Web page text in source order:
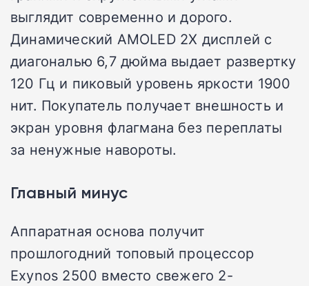
выглядит современно и дорого.
Динамический AMOLED 2X дисплей с
диагональю 6,7 дюйма выдает развертку
120 Гц и пиковый уровень яркости 1900
нит. Покупатель получает внешность и
экран уровня флагмана без переплаты
за ненужные навороты.
Главный минус
Аппаратная основа получит
прошлогодний топовый процессор
Exynos 2500 вместо свежего 2-